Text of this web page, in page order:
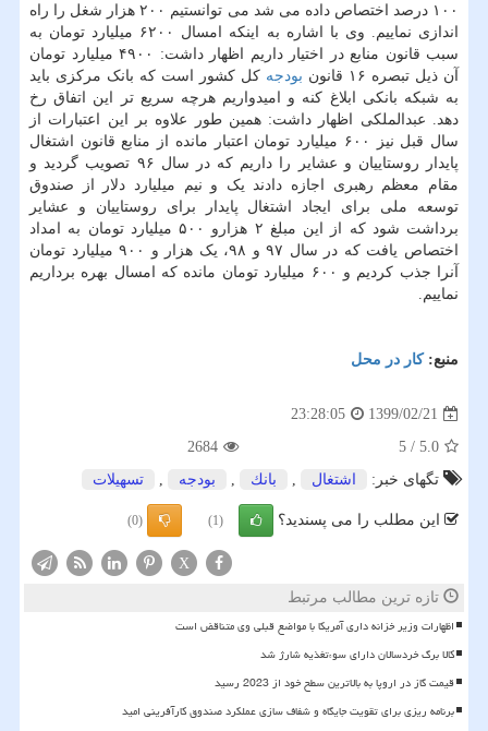
۱۰۰ درصد اختصاص داده می شد می توانستیم ۲۰۰ هزار شغل را راه
اندازی نماییم. وی با اشاره به اینکه امسال ۶۲۰۰ میلیارد تومان به
سبب قانون منابع در اختیار داریم اظهار داشت: ۴۹۰۰ میلیارد تومان
آن ذیل تبصره ۱۶ قانون
بودجه کل کشور است که بانک مرکزی باید
به شبکه بانکی ابلاغ کنه و امیدواریم هرچه سریع تر این اتفاق رخ
دهد. عبدالملکی اظهار داشت: همین طور علاوه بر این اعتبارات از
سال قبل نیز ۶۰۰ میلیارد تومان اعتبار مانده از منابع قانون اشتغال
پایدار روستاییان و عشایر را داریم که در سال ۹۶ تصویب گردید و
مقام معظم رهبری اجازه دادند یک و نیم میلیارد دلار از صندوق
توسعه ملی برای ایجاد اشتغال پایدار برای روستاییان و عشایر
برداشت شود که از این مبلغ ۲ هزارو ۵۰۰ میلیارد تومان به امداد
اختصاص یافت که در سال ۹۷ و ۹۸، یک هزار و ۹۰۰ میلیارد تومان
آنرا جذب کردیم و ۶۰۰ میلیارد تومان مانده که امسال بهره برداریم
نماییم.
منبع:كار در محل
1399/02/21
23:28:05
5.0
/
5
2684
تگهای خبر:
اشتغال , بانك , بودجه , تسهیلات
این مطلب را می پسندید؟ (1)
(0)
X
تازه ترین مطالب مرتبط
اظهارات وزیر خزانه داری آمریکا با مواضع قبلی وی متناقض است
کالا برگ خردسالان دارای سوءتغذیه شارژ شد
قیمت گاز در اروپا به بالاترین سطح خود از 2023 رسید
برنامه ریزی برای تقویت جایگاه و شفاف سازی عملکرد صندوق کارآفرینی امید